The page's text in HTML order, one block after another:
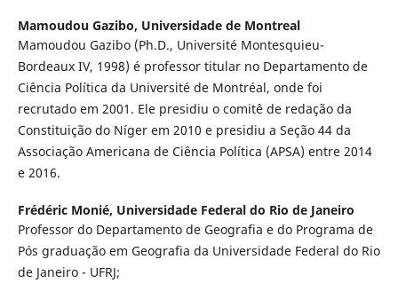
Mamoudou Gazibo, Universidade de Montreal
Mamoudou Gazibo (Ph.D., Université Montesquieu-
Bordeaux IV, 1998) é professor titular no Departamento de
Ciência Política da Université de Montréal, onde foi
recrutado em 2001. Ele presidiu o comitê de redação da
Constituição do Níger em 2010 e presidiu a Seção 44 da
Associação Americana de Ciência Política (APSA) entre 2014
e 2016.
Frédéric Monié, Universidade Federal do Rio de Janeiro
Professor do Departamento de Geografia e do Programa de
Pós graduação em Geografia da Universidade Federal do Rio
de Janeiro - UFRJ;